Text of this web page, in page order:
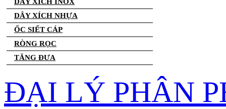
DÂY XÍCH NHỰA
ỐC SIẾT CÁP
RÒNG RỌC
TĂNG ĐƯA
ĐẠI LÝ PHÂN